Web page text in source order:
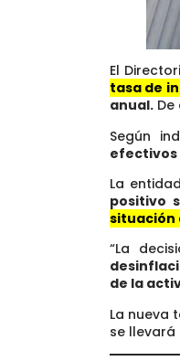
El
tasa de
anual.
Según
efectivos
La
positivo
situación
“La
de la
La nueva
se